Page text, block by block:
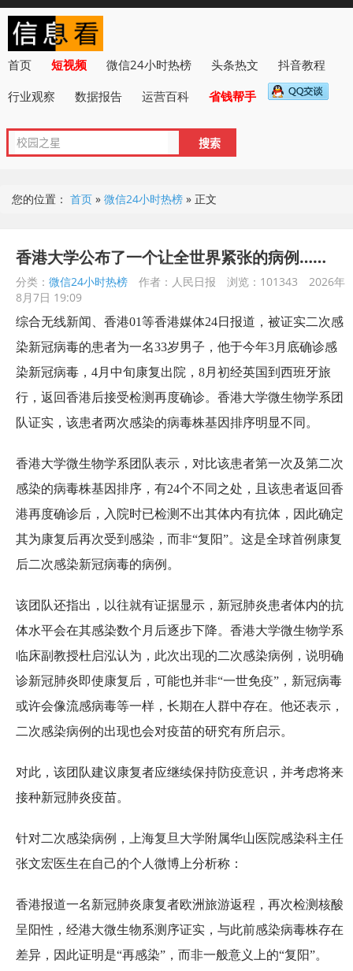
首页 短视频 微信24小时热榜 头条热文
抖音教程
行业观察
数据报告 运营百科 省钱帮手
您的位置： 首页 » 微信24小时热榜 » 正文
香港大学公布了一个让全世界紧张的病例……
分类： 微信24小时热榜 作者：人民日报 浏览：101343
2026年
8月7日 19:09
综合无线新闻、香港01等香港媒体24日报道，被证实二次感
染新冠病毒的患者为一名33岁男子，他于今年3月底确诊感
染新冠病毒，4月中旬康复出院，8月初经英国到西班牙旅
行，返回香港后接受检测再度确诊。香港大学微生物学系团
队证实，该患者两次感染的病毒株基因排序明显不同。
香港大学微生物学系团队表示，对比该患者第一次及第二次
感染的病毒株基因排序，有24个不同之处，且该患者返回香
港再度确诊后，入院时已检测不出其体内有抗体，因此确定
其为康复后再次受到感染，而非“复阳”。这是全球首例康复
后二次感染新冠病毒的病例。
该团队还指出，以往就有证据显示，新冠肺炎患者体内的抗
体水平会在其感染数个月后逐步下降。香港大学微生物学系
临床副教授杜启泓认为，此次出现的二次感染病例，说明确
诊新冠肺炎即使康复后，可能也并非“一世免疫”，新冠病毒
或许会像流感病毒等一样，长期在人群中存在。他还表示，
二次感染病例的出现也会对疫苗的研究有所启示。
对此，该团队建议康复者应继续保持防疫意识，并考虑将来
接种新冠肺炎疫苗。
针对二次感染病例，上海复旦大学附属华山医院感染科主任
张文宏医生在自己的个人微博上分析称：
香港报道一名新冠肺炎康复者欧洲旅游返程，再次检测核酸
呈阳性，经港大微生物系测序证实，与此前感染病毒株存在
差异，因此证明是“再感染”，而非一般意义上的“复阳”。